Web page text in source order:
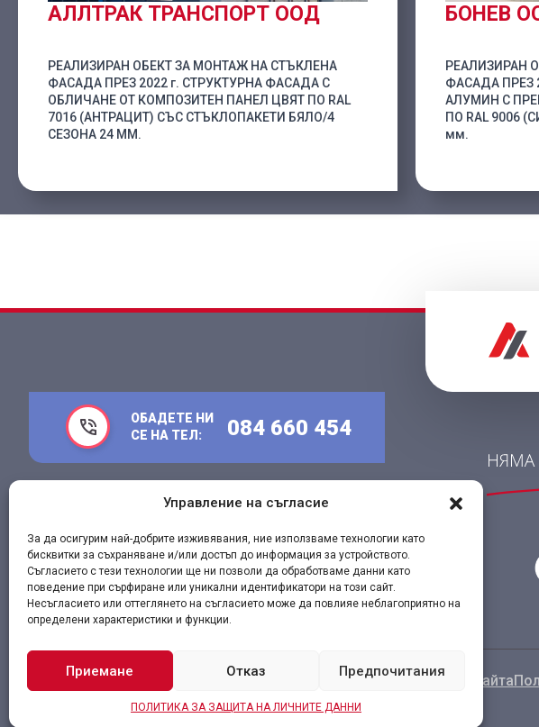
Управление на съгласие
За да осигурим най-добрите изживявания, ние използваме технологии като
бисквитки за съхраняване и/или достъп до информация за устройството.
Съгласието с тези технологии ще ни позволи да обработваме данни като
поведение при сърфиране или уникални идентификатори на този сайт.
Несъгласието или оттеглянето на съгласието може да повлияе неблагоприятно на
определени характеристики и функции.
Приемане Отказ Предпочитания
ПОЛИТИКА ЗА ЗАЩИТА НА ЛИЧНИТЕ ДАННИ
АЛЛТРАК ТРАНСПОРТ ООД
РЕАЛИЗИРАН ОБЕКТ ЗА МОНТАЖ НА СТЪКЛЕНА
ФАСАДА ПРЕЗ 2022 г. СТРУКТУРНА ФАСАДА С
ОБЛИЧАНЕ ОТ КОМПОЗИТЕН ПАНЕЛ ЦВЯТ ПО RAL
7016 (АНТРАЦИТ) СЪС СТЪКЛОПАКЕТИ БЯЛО/4
СЕЗОНА 24 ММ.
БОНЕВ
РЕАЛИЗИРАН
ФАСАДА ПРЕЗ
АЛУМИН С
ПО RAL 9006
мм.
ОБАДЕТЕ НИ
СЕ НА ТЕЛ:
084 660 454
гр. Разград, бул. Априлско въстание 2Е
Алфа-Хим ЕООД Всички права запазени Условия за ползване на сайта